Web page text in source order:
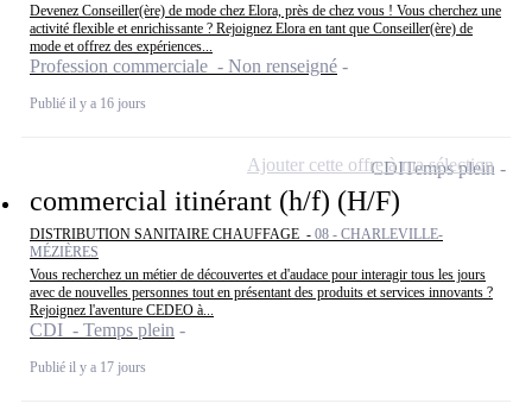
Devenez Conseiller(ère) de mode chez Elora, près de chez vous ! Vous cherchez une
activité flexible et enrichissante ? Rejoignez Elora en tant que Conseiller(ère) de
mode et offrez des expériences...
Profession commerciale - Non renseigné
Publié il y a 16 jours
commercial itinérant (h/f) (H/F)
DISTRIBUTION SANITAIRE CHAUFFAGE - 08 - CHARLEVILLE-
MÉZIÈRES
Vous recherchez un métier de découvertes et d'audace pour interagir tous les jours
avec de nouvelles personnes tout en présentant des produits et services innovants ?
Rejoignez l'aventure CEDEO à...
CDI - Temps plein
Publié il y a 17 jours
CDITemps plein
Ajouter cette offre à ma sélection